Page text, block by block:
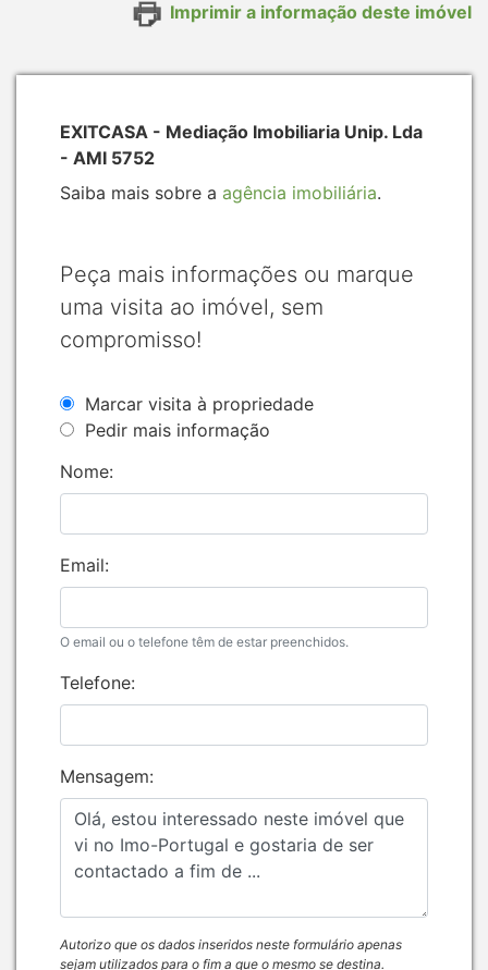
Imprimir a informação deste imóvel
EXITCASA - Mediação Imobiliaria Unip. Lda
- AMI 5752
Saiba mais sobre a agência imobiliária.
Peça mais informações ou marque
uma visita ao imóvel, sem
compromisso!
Marcar visita à propriedade
Pedir mais informação
Nome:
Email:
O email ou o telefone têm de estar preenchidos.
Telefone:
Mensagem:
Autorizo que os dados inseridos neste formulário apenas
sejam utilizados para o fim a que o mesmo se destina.